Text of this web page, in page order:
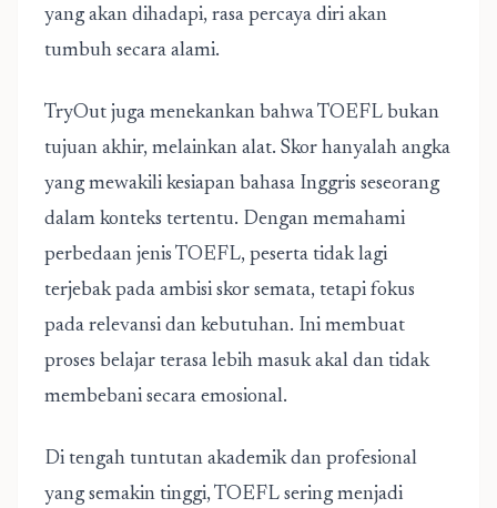
yang akan dihadapi, rasa percaya diri akan
tumbuh secara alami.
TryOut juga menekankan bahwa TOEFL bukan
tujuan akhir, melainkan alat. Skor hanyalah angka
yang mewakili kesiapan bahasa Inggris seseorang
dalam konteks tertentu. Dengan memahami
perbedaan jenis TOEFL, peserta tidak lagi
terjebak pada ambisi skor semata, tetapi fokus
pada relevansi dan kebutuhan. Ini membuat
proses belajar terasa lebih masuk akal dan tidak
membebani secara emosional.
Di tengah tuntutan akademik dan profesional
yang semakin tinggi, TOEFL sering menjadi